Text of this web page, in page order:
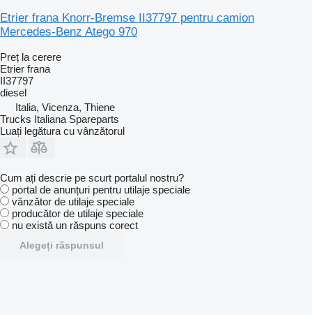
Etrier frana Knorr-Bremse II37797 pentru camion
Mercedes-Benz Atego 970
Preț la cerere
Etrier frana
II37797
diesel
Italia, Vicenza, Thiene
Trucks Italiana Spareparts
Luați legătura cu vânzătorul
Cum ați descrie pe scurt portalul nostru?
portal de anunțuri pentru utilaje speciale
vânzător de utilaje speciale
producător de utilaje speciale
nu există un răspuns corect
Alegeți răspunsul